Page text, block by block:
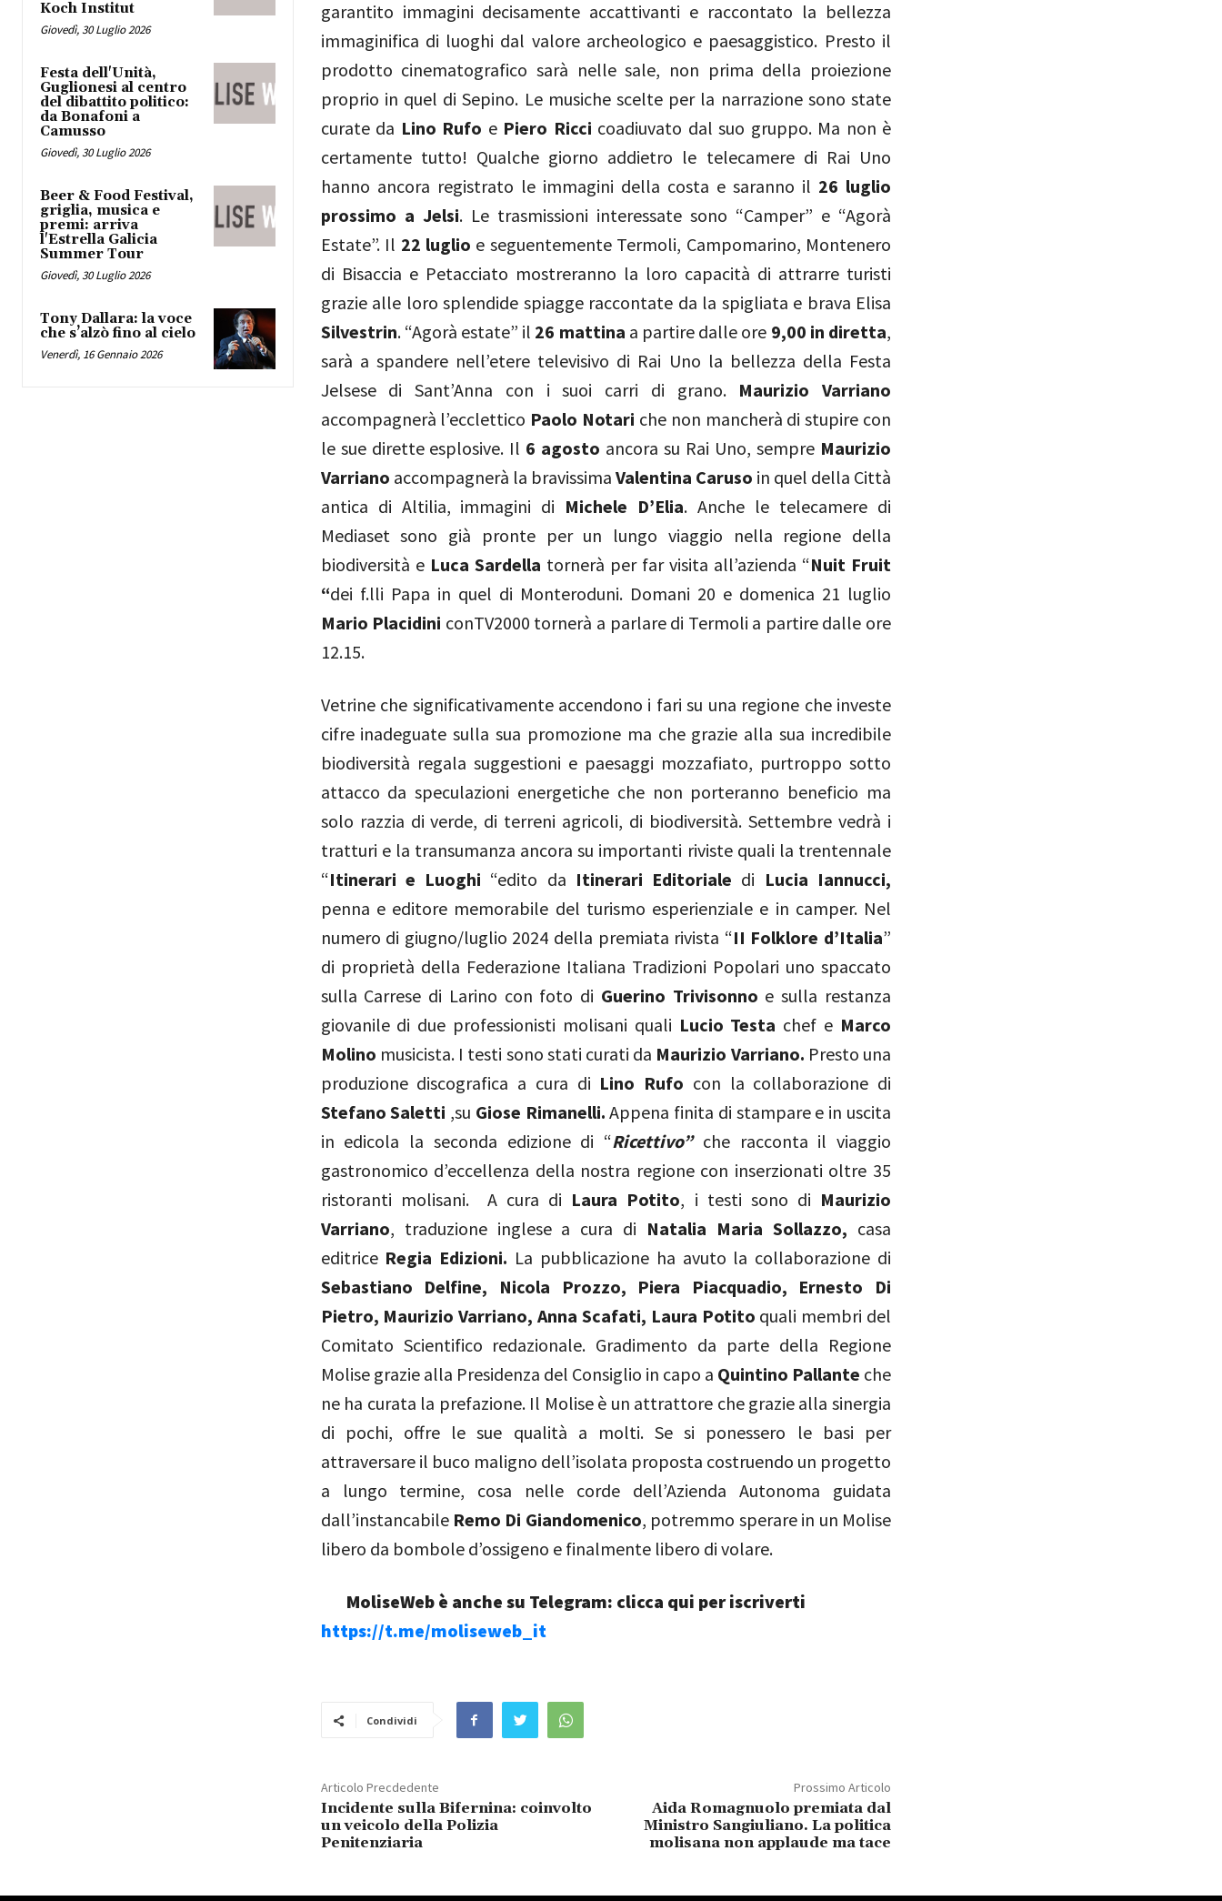
Koch Institut
Giovedì, 30 Luglio 2026
Festa dell'Unità,
Guglionesi al centro
del dibattito politico:
da Bonafoni a
Camusso
Giovedì, 30 Luglio 2026
Beer & Food Festival,
griglia, musica e
premi: arriva
l'Estrella Galicia
Summer Tour
Giovedì, 30 Luglio 2026
Tony Dallara: la voce
che s’alzò fino al cielo
Venerdì, 16 Gennaio 2026
garantito immagini decisamente accattivanti e raccontato la bellezza
immaginifica di luoghi dal valore archeologico e paesaggistico. Presto il
prodotto cinematografico sarà nelle sale, non prima della proiezione
proprio in quel di Sepino. Le musiche scelte per la narrazione sono state
curate da Lino Rufo e Piero Ricci coadiuvato dal suo gruppo. Ma non è
certamente tutto! Qualche giorno addietro le telecamere di Rai Uno
hanno ancora registrato le immagini della costa e saranno il 26 luglio
prossimo a Jelsi. Le trasmissioni interessate sono “Camper” e “Agorà
Estate”. Il 22 luglio e seguentemente Termoli, Campomarino, Montenero
di Bisaccia e Petacciato mostreranno la loro capacità di attrarre turisti
grazie alle loro splendide spiagge raccontate da la spigliata e brava Elisa
Silvestrin. “Agorà estate” il 26 mattina a partire dalle ore 9,00 in diretta,
sarà a spandere nell’etere televisivo di Rai Uno la bellezza della Festa
Jelsese di Sant’Anna con i suoi carri di grano. Maurizio Varriano
accompagnerà l’ecclettico Paolo Notari che non mancherà di stupire con
le sue dirette esplosive. Il 6 agosto ancora su Rai Uno, sempre Maurizio
Varriano accompagnerà la bravissima Valentina Caruso in quel della Città
antica di Altilia, immagini di Michele D’Elia. Anche le telecamere di
Mediaset sono già pronte per un lungo viaggio nella regione della
biodiversità e Luca Sardella tornerà per far visita all’azienda “Nuit Fruit
“dei f.lli Papa in quel di Monteroduni. Domani 20 e domenica 21 luglio
Mario Placidini conTV2000 tornerà a parlare di Termoli a partire dalle ore
12.15.
Vetrine che significativamente accendono i fari su una regione che investe
cifre inadeguate sulla sua promozione ma che grazie alla sua incredibile
biodiversità regala suggestioni e paesaggi mozzafiato, purtroppo sotto
attacco da speculazioni energetiche che non porteranno beneficio ma
solo razzia di verde, di terreni agricoli, di biodiversità. Settembre vedrà i
tratturi e la transumanza ancora su importanti riviste quali la trentennale
“Itinerari e Luoghi “edito da Itinerari Editoriale di Lucia Iannucci,
penna e editore memorabile del turismo esperienziale e in camper. Nel
numero di giugno/luglio 2024 della premiata rivista “II Folklore d’Italia”
di proprietà della Federazione Italiana Tradizioni Popolari uno spaccato
sulla Carrese di Larino con foto di Guerino Trivisonno e sulla restanza
giovanile di due professionisti molisani quali Lucio Testa chef e Marco
Molino musicista. I testi sono stati curati da Maurizio Varriano. Presto una
produzione discografica a cura di Lino Rufo con la collaborazione di
Stefano Saletti ,su Giose Rimanelli.Appena finita di stampare e in uscita
in edicola la seconda edizione di “Ricettivo” che racconta il viaggio
gastronomico d’eccellenza della nostra regione con inserzionati oltre 35
ristoranti molisani.
A cura di Laura Potito, i testi sono di Maurizio
Varriano, traduzione inglese a cura di Natalia Maria Sollazzo, casa
editriceRegia Edizioni. La pubblicazione ha avuto la collaborazione di
Sebastiano Delfine, Nicola Prozzo, Piera Piacquadio, Ernesto Di
Pietro, Maurizio Varriano, Anna Scafati, Laura Potito quali membri del
Comitato Scientifico redazionale. Gradimento da parte della Regione
Molise grazie alla Presidenza del Consiglio in capo a Quintino Pallante che
ne ha curata la prefazione. Il Molise è un attrattore che grazie alla sinergia
di pochi, offre le sue qualità a molti. Se si ponessero le basi per
attraversare il buco maligno dell’isolata proposta costruendo un progetto
a lungo termine, cosa nelle corde dell’Azienda Autonoma guidata
dall’instancabile Remo Di Giandomenico, potremmo sperare in un Molise
libero da bombole d’ossigeno e finalmente libero di volare.
MoliseWeb è anche su Telegram: clicca qui per iscriverti
https://t.me/moliseweb_it
Condividi
Articolo Precdedente
Incidente sulla Bifernina: coinvolto
un veicolo della Polizia
Penitenziaria
Prossimo Articolo
Aida Romagnuolo premiata dal
Ministro Sangiuliano. La politica
molisana non applaude ma tace